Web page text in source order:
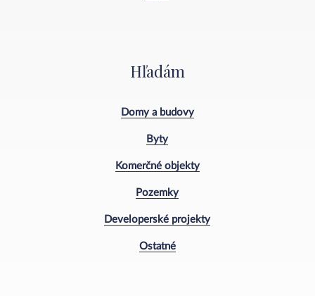
Hľadám
Domy a budovy
Byty
Komerčné objekty
Pozemky
Developerské projekty
Ostatné